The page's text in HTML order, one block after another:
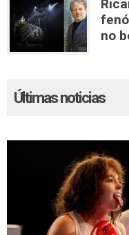
no
Últimas noticias